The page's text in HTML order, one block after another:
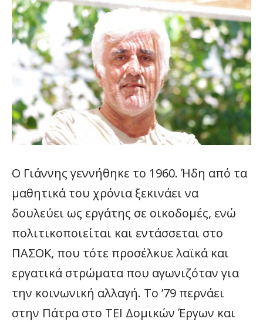
Ο Γιάννης γεννήθηκε το 1960. Ήδη από τα
μαθητικά του χρόνια ξεκινάει να
δουλεύει ως εργάτης σε οικοδομές, ενώ
πολιτικοποιείται και εντάσσεται στο
ΠΑΣΟΚ, που τότε προσέλκυε λαϊκά και
εργατικά στρώματα που αγωνιζόταν για
την κοινωνική αλλαγή. Το ’79 περνάει
στην Πάτρα στο ΤΕΙ Δομικών Έργων και